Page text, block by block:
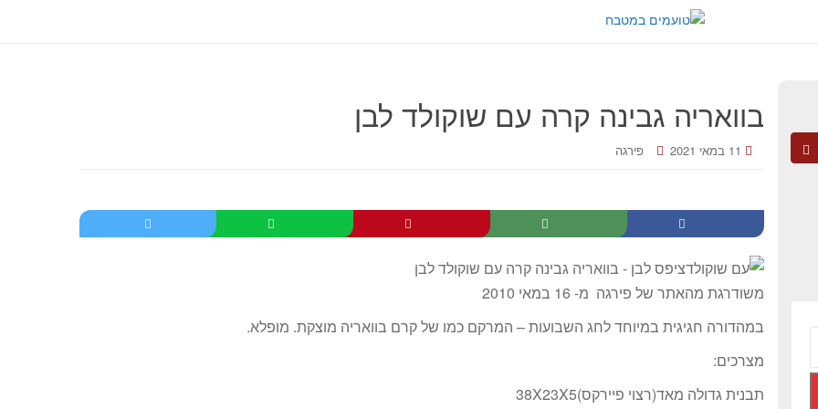
בוואריה גבינה קרה עם שוקולד לבן
11 במאי 2021 פירגה
משודרגת מהאתר של פירגה מ- 16 במאי 2010
במהדורה חגיגית במיוחד לחג השבועות – המרקם כמו של קרם בוואריה מוצקת. מופלא.
מצרכים:
תבנית גדולה מאד(רצוי פיירקס)38X23X5